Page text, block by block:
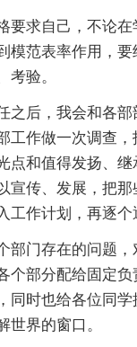
要求自己，不论
模范表率作用，
考验。
之后，我会和各
工作做一次调查
点和值得发扬、
宣传、发展，把那
工作计划，再逐个
部门存在的问题
个部分配给固定负
同时也给各位同
世界的窗口。